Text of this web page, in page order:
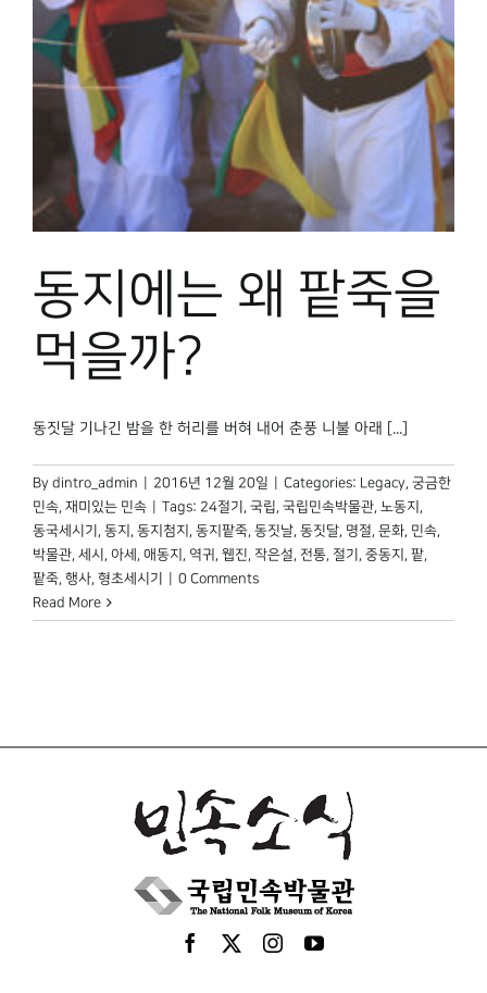
박물관 홈페이지
동지에는 왜 팥죽을
먹을까?
동짓달 기나긴 밤을 한 허리를 버혀 내어 춘풍 니불 아래 [...]
By dintro_admin 2016년 12월 20일 Categories: Legacy, 궁금한
민속, 재미있는 민속 Tags: 24절기 , 국립, 국립민속박물관, 노동지 ,
동국세시기 , 동지 , 동지첨지 , 동지팥죽, 동짓날, 동짓달, 명절, 문화, 민속,
박물관, 세시 , 아세 , 애동지 , 역귀 , 웹진, 작은설, 전통, 절기 , 중동지 , 팥,
팥죽, 행사, 형초세시기
0 Comments
Read More